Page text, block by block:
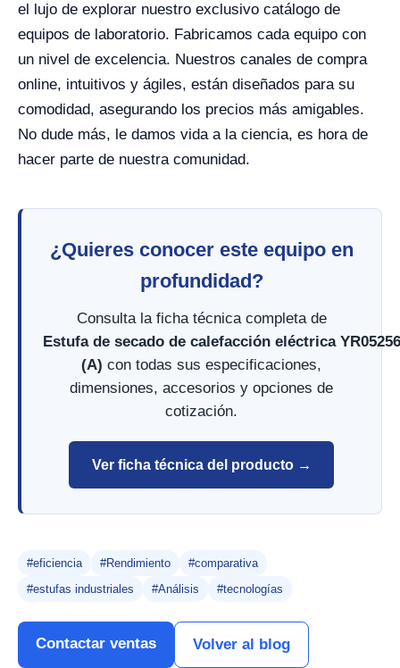
el lujo de explorar nuestro exclusivo catálogo de
equipos de laboratorio. Fabricamos cada equipo con
un nivel de excelencia. Nuestros canales de compra
online, intuitivos y ágiles, están diseñados para su
comodidad, asegurando los precios más amigables.
No dude más, le damos vida a la ciencia, es hora de
hacer parte de nuestra comunidad.
¿Quieres conocer este equipo en
profundidad?
Consulta la ficha técnica completa de
Estufa de secado de calefacción eléctrica YR05256
(A) con todas sus especificaciones,
dimensiones, accesorios y opciones de
cotización.
Ver ficha técnica del producto →
#eficiencia #Rendimiento
#comparativa
#estufas industriales
#Análisis #tecnologías
Contactar ventas Volver al blog